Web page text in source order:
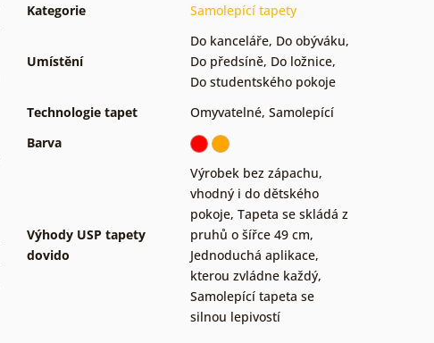
Kategorie Samolepící tapety
Umístění
Do kanceláře, Do obýváku,
Do předsíně, Do ložnice,
Do studentského pokoje
Technologie tapet
Omyvatelné, Samolepící
Barva
Výhody USP tapety
dovido
Výrobek bez zápachu,
vhodný i do dětského
pokoje, Tapeta se skládá z
pruhů o šířce 49 cm,
Jednoduchá aplikace,
kterou zvládne každý,
Samolepící tapeta se
silnou lepivostí